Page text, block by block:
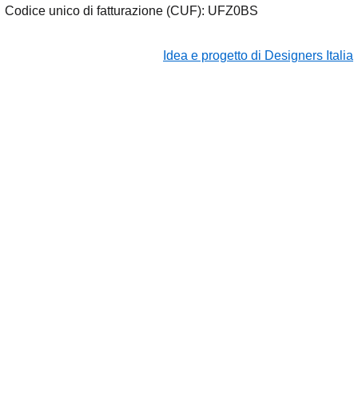
Codice unico di fatturazione (CUF): UFZ0BS
Idea e progetto di Designers Italia